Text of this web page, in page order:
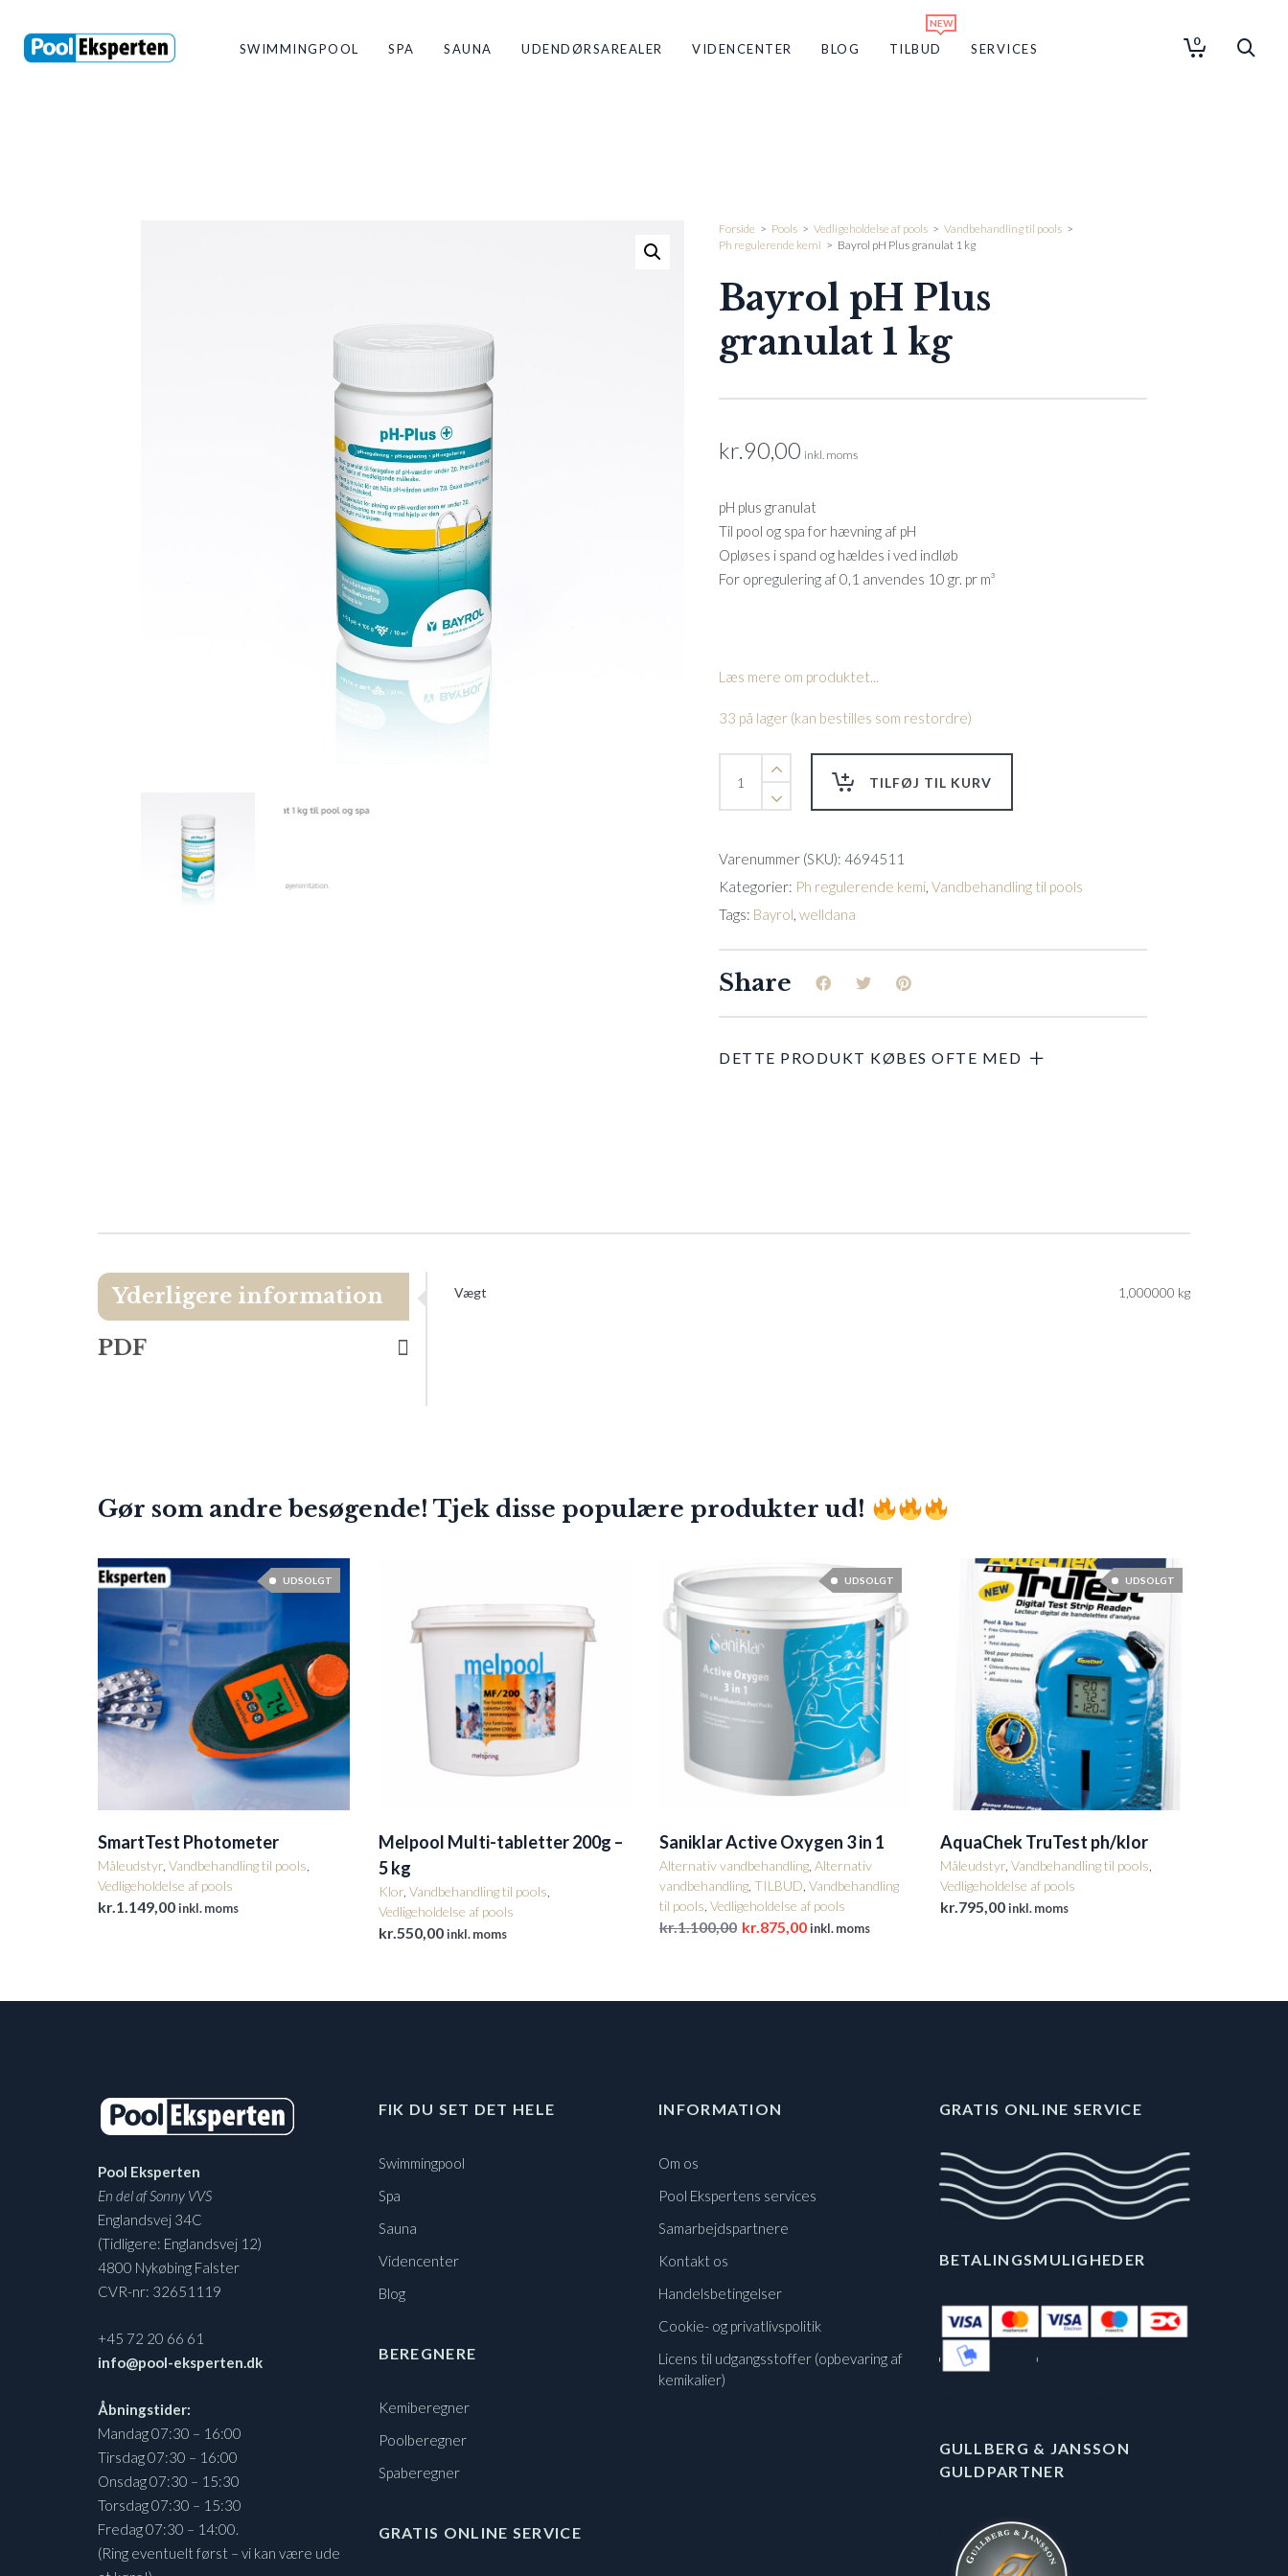
SWIMMINGPOOL SPA SAUNA UDENDØRSAREALER VIDENCENTER BLOG TILBUD SERVICES
0
Forside > Pools > Vedligeholdelse af pools > Vandbehandling til pools >
Ph regulerende kemi > Bayrol pH Plus granulat 1 kg
Bayrol pH Plus
granulat 1 kg
kr.90,00 inkl. moms
pH plus granulat
Til pool og spa for hævning af pH
Opløses i spand og hældes i ved indløb
For opregulering af 0,1 anvendes 10 gr. pr m³
Læs mere om produktet...
33 på lager (kan bestilles som restordre)
kg
quantity
TILFØJ TIL KURV
Varenummer (SKU): 4694511
Kategorier: Ph regulerende kemi, Vandbehandling til pools
Tags: Bayrol, welldana
Share
Yderligere information
PDF
Vægt 1,000000 kg
Gør som andre besøgende! Tjek disse populære produkter ud!
UDSOLGT
SmartTest Photometer
Måleudstyr Vandbehandling til pools
Vedligeholdelse af pools
kr.1.149,00inkl. moms
Melpool Multi-tabletter 200g –
5 kg
Klor Vandbehandling til pools
Vedligeholdelse af pools
kr.550,00inkl. moms
UDSOLGT
Saniklar Active Oxygen 3 in 1
Alternativ vandbehandling Alternativ
vandbehandling TILBUD Vandbehandling
til pools Vedligeholdelse af pools
kr.1.100,00 Den
kr.1.100,00.
kr.875,00Den
kr.875,00.
inkl. moms
UDSOLGT
AquaChek TruTest ph/klor
Måleudstyr Vandbehandling til pools
Vedligeholdelse af pools
kr.795,00inkl. moms
Pool Eksperten
En del af Sonny VVS
Englandsvej 34C
(Tidligere: Englandsvej 12)
4800 Nykøbing Falster
CVR-nr: 32651119
+45 72 20 66 61
info@pool-eksperten.dk
Åbningstider:
Mandag 07:30 – 16:00
Tirsdag 07:30 – 16:00
Onsdag 07:30 – 15:30
Torsdag 07:30 – 15:30
Fredag 07:30 – 14:00.
(Ring eventuelt først – vi kan være ude
FIK DU SET DET HELE
Swimmingpool
Spa
Sauna
Videncenter
Blog
BEREGNERE
Kemiberegner
Poolberegner
Spaberegner
GRATIS ONLINE SERVICE
INFORMATION
Om os
Pool Ekspertens services
Samarbejdspartnere
Kontakt os
Handelsbetingelser
Cookie- og privatlivspolitik
Licens til udgangsstoffer (opbevaring af
kemikalier)
GRATIS ONLINE SERVICE
BETALINGSMULIGHEDER
GULLBERG & JANSSON
GULDPARTNER